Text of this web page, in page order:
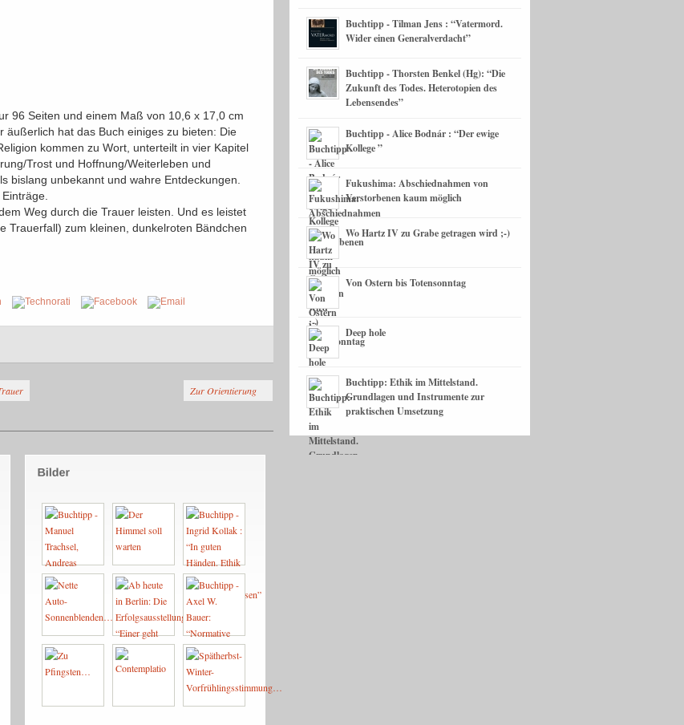
96 Seiten und einem Maß von 10,6 x 17,0 cm
hat das Buch einiges zu bieten: Die
kommen zu Wort, unterteilt in vier Kapitel
Trost und Hoffnung/Weiterleben und
bislang unbekannt und wahre Entdeckungen.
Weg durch die Trauer leisten. Und es leistet
Trauerfall) zum kleinen, dunkelroten Bändchen
Zur Orientierung
Buchtipp - Tilman Jens : “Vatermord.
Wider einen Generalverdacht”
Buchtipp - Thorsten Benkel (Hg): “Die
Zukunft des Todes. Heterotopien des
Lebensendes”
Buchtipp - Alice Bodnár : “Der ewige
Kollege ”
Fukushima: Abschiednahmen von
Verstorbenen kaum möglich
Wo Hartz IV zu Grabe getragen wird ;-)
Von Ostern bis Totensonntag
Deep hole
Buchtipp: Ethik im Mittelstand.
Grundlagen und Instrumente zur
praktischen Umsetzung